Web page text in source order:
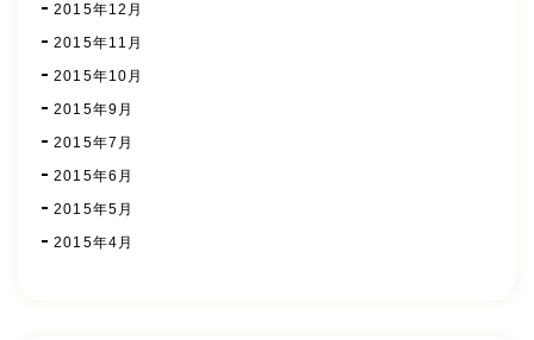
2015年12月
2015年11月
2015年10月
2015年9月
2015年7月
2015年6月
2015年5月
2015年4月